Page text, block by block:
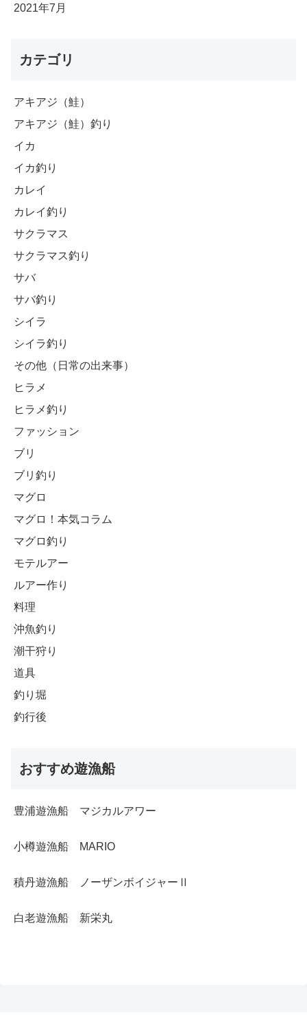
2021年7月
カテゴリ
アキアジ（鮭）
アキアジ（鮭）釣り
イカ
イカ釣り
カレイ
カレイ釣り
サクラマス
サクラマス釣り
サバ
サバ釣り
シイラ
シイラ釣り
その他（日常の出来事）
ヒラメ
ヒラメ釣り
ファッション
ブリ
ブリ釣り
マグロ
マグロ！本気コラム
マグロ釣り
モテルアー
ルアー作り
料理
沖魚釣り
潮干狩り
道具
釣り堀
釣行後
おすすめ遊漁船
豊浦遊漁船 マジカルアワー
小樽遊漁船 MARIO
積丹遊漁船 ノーザンボイジャーⅡ
白老遊漁船 新栄丸